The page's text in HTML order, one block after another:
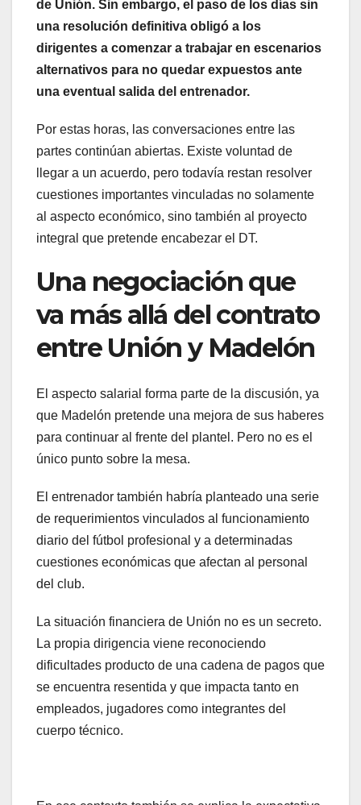
de Unión. Sin embargo, el paso de los días sin
una resolución definitiva obligó a los
dirigentes a comenzar a trabajar en escenarios
alternativos para no quedar expuestos ante
una eventual salida del entrenador.
Por estas horas, las conversaciones entre las
partes continúan abiertas. Existe voluntad de
llegar a un acuerdo, pero todavía restan resolver
cuestiones importantes vinculadas no solamente
al aspecto económico, sino también al proyecto
integral que pretende encabezar el DT.
Una negociación que
va más allá del contrato
entre Unión y Madelón
El aspecto salarial forma parte de la discusión, ya
que Madelón pretende una mejora de sus haberes
para continuar al frente del plantel. Pero no es el
único punto sobre la mesa.
El entrenador también habría planteado una serie
de requerimientos vinculados al funcionamiento
diario del fútbol profesional y a determinadas
cuestiones económicas que afectan al personal
del club.
La situación financiera de Unión no es un secreto.
La propia dirigencia viene reconociendo
dificultades producto de una cadena de pagos que
se encuentra resentida y que impacta tanto en
empleados, jugadores como integrantes del
cuerpo técnico.